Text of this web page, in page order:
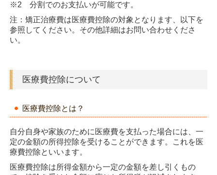
※2 分割でのお支払いが可能です。
注：矯正治療費は医療費控除の対象となります、以下を
参照してください。その他詳細はお問い合わせくださ
い。
医療費控除について
医療費控除とは？
自分自身や家族のために医療費を支払った場合には、一
定の金額の所得控除を受けることができます。これを医
療費控除といいます。
医療費控除は所得金額から一定の金額を差し引くもの